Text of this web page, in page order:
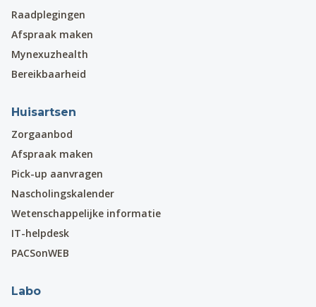
Raadplegingen
Afspraak maken
Mynexuzhealth
Bereikbaarheid
Huisartsen
Zorgaanbod
Afspraak maken
Pick-up aanvragen
Nascholingskalender
Wetenschappelijke informatie
IT-helpdesk
PACSonWEB
Labo